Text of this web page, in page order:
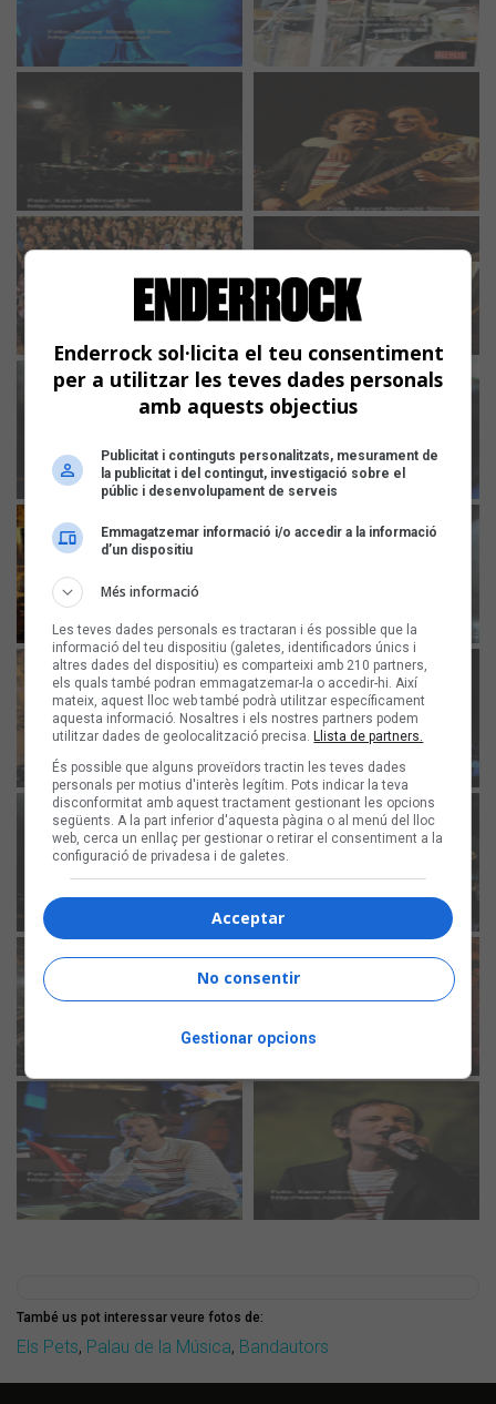
També us pot interessar veure fotos de:
Els Pets, Palau de la Música, Bandautors
Enderrock sol·licita el teu consentiment
per a utilitzar les teves dades personals
amb aquests objectius
Publicitat i continguts personalitzats, mesurament de
la publicitat i del contingut, investigació sobre el
públic i desenvolupament de serveis
Emmagatzemar informació i/o accedir a la informació
d’un dispositiu
Més informació
Les teves dades personals es tractaran i és possible que la
informació del teu dispositiu (galetes, identificadors únics i
altres dades del dispositiu) es comparteixi amb 210 partners,
els quals també podran emmagatzemar-la o accedir-hi. Així
mateix, aquest lloc web també podrà utilitzar específicament
aquesta informació. Nosaltres i els nostres partners podem
utilitzar dades de geolocalització precisa.Llista de partners.
És possible que alguns proveïdors tractin les teves dades
personals per motius d'interès legítim. Pots indicar la teva
disconformitat amb aquest tractament gestionant les opcions
següents. A la part inferior d'aquesta pàgina o al menú del lloc
web, cerca un enllaç per gestionar o retirar el consentiment a la
configuració de privadesa i de galetes.
Acceptar
No consentir
Gestionar opcions